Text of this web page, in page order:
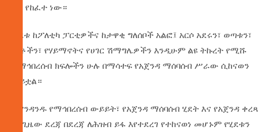
በር የከፈተ ነው።
ሂደቱ ከፖለቲካ ፓርቲዎችና ከታዋቂ ግለሰቦች አልፎ፤ አርሶ አደሩን፣ ወጣቱን፣
ሴቶችን፣ የሃይማኖትና የሀገር ሽማግሌዎችን እንዲሁም ልዩ ትኩረት የሚሹ
የማኅበረሰብ ክፍሎችን ሁሉ በማሳተፍ የአጀንዳ ማሰባሰብ ሥራው ሲከናወን
ቆይቷል።
እያንዳንዱ የማኅበረሰብ ውይይት፣ የአጀንዳ ማሰባሰብ ሂደት እና የአጀንዳ ቀረጻ
በየጊዜው ደረጃ በደረጃ ለሕዝብ ይፋ እየተደረገ የተከናወነ መሆኑም የሂደቱን